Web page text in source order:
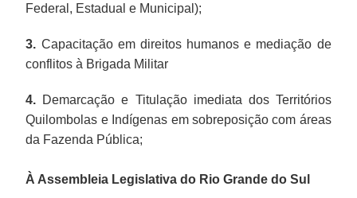
Federal, Estadual e Municipal);
3. Capacitação em direitos humanos e mediação de
conflitos à Brigada Militar
4. Demarcação e Titulação imediata dos Territórios
Quilombolas e Indígenas em sobreposição com áreas
da Fazenda Pública;
À Assembleia Legislativa do Rio Grande do Sul